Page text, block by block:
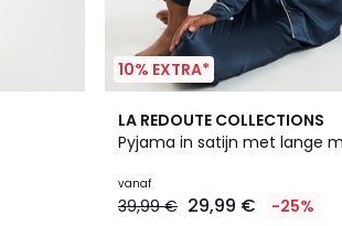
10% EXTRA*
LA REDOUTE COLLECTIONS
Pyjama in satijn met lange
vanaf
39,99 € 29,99 € -25%
4,5
/ 5
2
Kleuren